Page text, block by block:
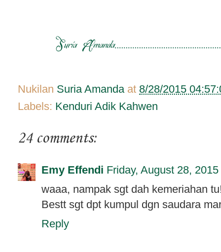
Nukilan Suria Amanda at 8/28/2015
Labels: Kenduri Adik Kahwen
24 comments:
Emy Effendi Friday, August 28, 2015
waaa, nampak sgt dah kemeriahan
Bestt sgt dpt kumpul dgn saudara
Reply